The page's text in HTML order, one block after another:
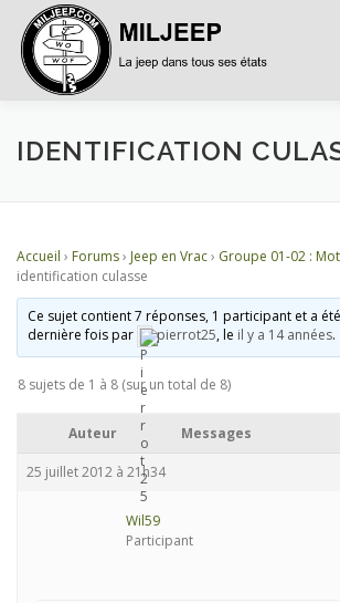
ACCUEIL ARTICLES PETITES
DOCUMENTATIONS FORUMS
CONNEXION
IDENTIFICATION
Accueil › Forums› Jeep en Vrac› Groupe 01-02 :
identification culasse
Ce sujet contient 7 réponses, 1 participant et a
dernière fois par
pierrot25, le il y a 14 années.
8 sujets de 1 à 8 (sur un total de 8)
Auteur Messages
25 juillet 2012 à 21h34
Wil59
Participant